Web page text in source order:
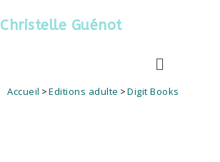
Christelle Guénot
Accueil >Editions adulte >Digit Books